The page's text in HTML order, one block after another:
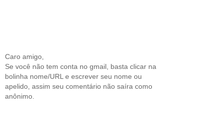
Caro amigo,
Se você não tem conta no gmail, basta clicar na
bolinha nome/URL e escrever seu nome ou
apelido, assim seu comentário não saíra como
anônimo.